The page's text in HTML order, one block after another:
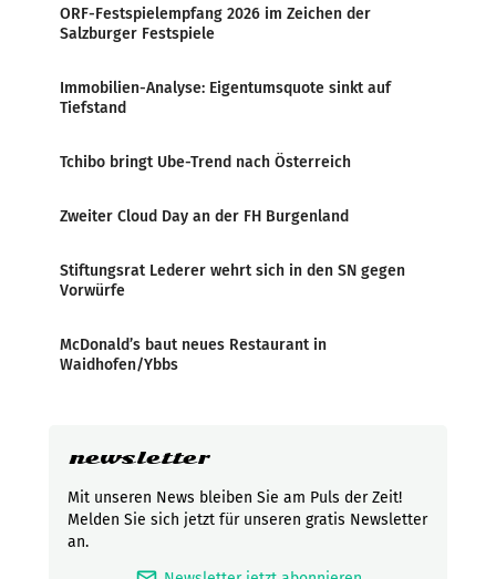
ORF-Festspielempfang 2026 im Zeichen der
Salzburger Festspiele
Immobilien-Analyse: Eigentumsquote sinkt auf
Tiefstand
Tchibo bringt Ube-Trend nach Österreich
Zweiter Cloud Day an der FH Burgenland
Stiftungsrat Lederer wehrt sich in den SN gegen
Vorwürfe
McDonald’s baut neues Restaurant in
Waidhofen/Ybbs
newsletter
Mit unseren News bleiben Sie am Puls der Zeit!
Melden Sie sich jetzt für unseren gratis Newsletter
an.